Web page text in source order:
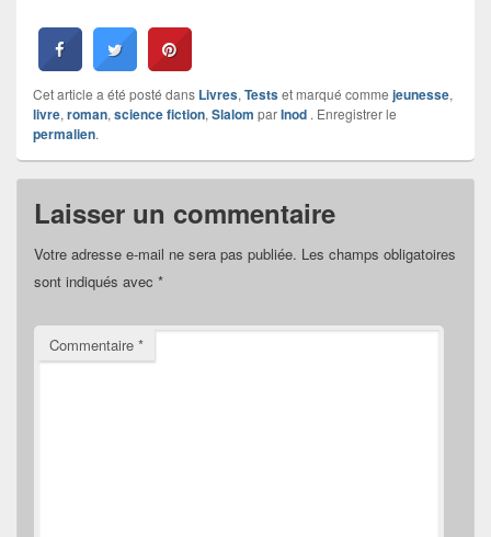
Cet article a été posté dans Livres, Testset marqué comme jeunesse,
livre, roman, science fiction, Slalom parInod . Enregistrer le
permalien.
Laisser un commentaire
Votre adresse e-mail ne sera pas publiée. Les champs obligatoires
sont indiqués avec *
Commentaire *